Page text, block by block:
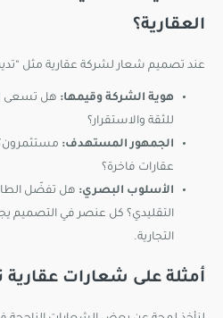
العقارية؟
عند تصميم شعار لشركة عقارية مثل
هوية الشركة وقيمها: هل تسعى
للثقة والاستقرار؟
الجمهور المستهدف: مستثمرون؟
عقارات فاخرة؟
الأسلوب البصري: هل تفضّل
التقليدي؟ كل عنصر في التصميم
التجارية.
أمثلة على شعارات عقارية